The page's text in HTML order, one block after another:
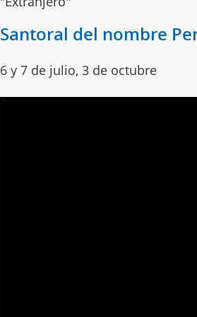
Santoral del nombre
6 y 7 de julio, 3 de octubre